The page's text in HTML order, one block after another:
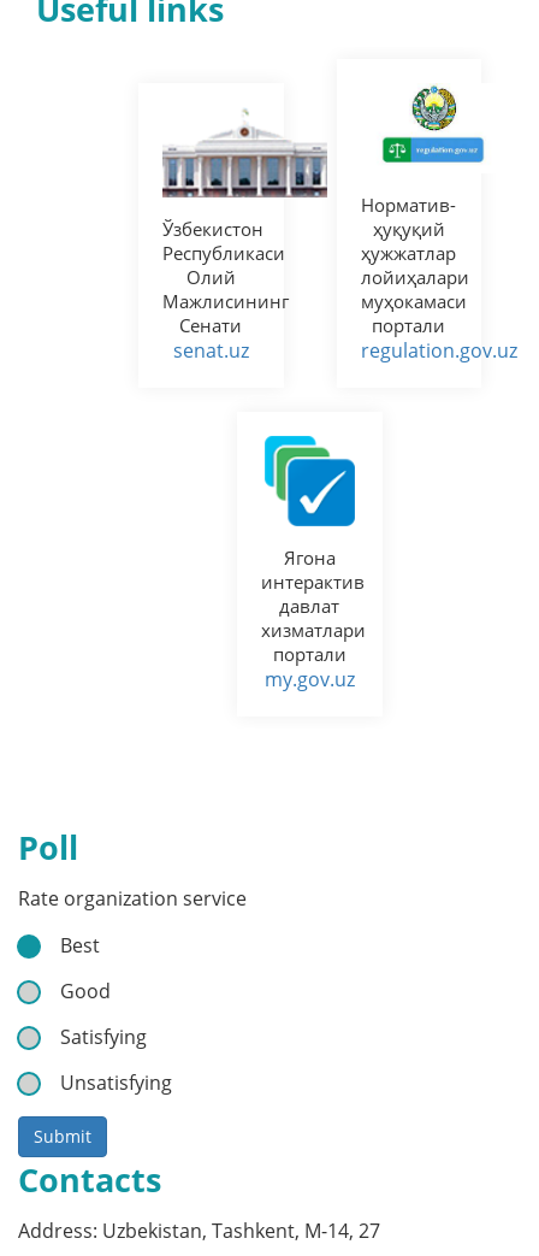
Ўзбекистон
Республикаси
Олий
Мажлисининг
Сенати
senat.uz
Норматив-
ҳуқуқий
ҳужжатлар
лойиҳалари
муҳокамаси
портали
regulation.gov.uz
Ягона
интерактив
давлат
хизматлари
портали
my.gov.uz
Poll
Rate organization service
Best
Good
Satisfying
Unsatisfying
Submit
Contacts
Address: Uzbekistan, Tashkent, M-14, 27